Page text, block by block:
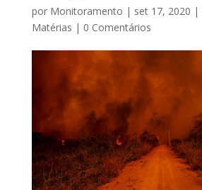
por Monitoramento | set 17, 2020 |
Matérias | 0 Comentários